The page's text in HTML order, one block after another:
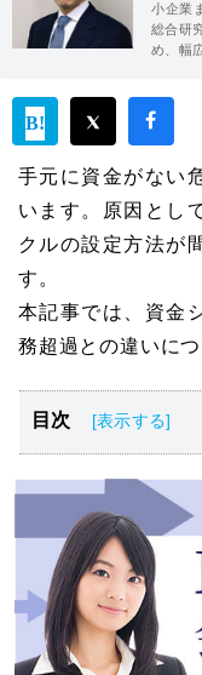
小企業
総合研
め、幅
手元に資金がない
います。原因とし
クルの設定方法が
す。
本記事では、資金
務超過との違いに
目次
資金ショートと
資金ショートに
資金ショートす
資金ショートす
黒字経営でも資
現状を正確に把
よう